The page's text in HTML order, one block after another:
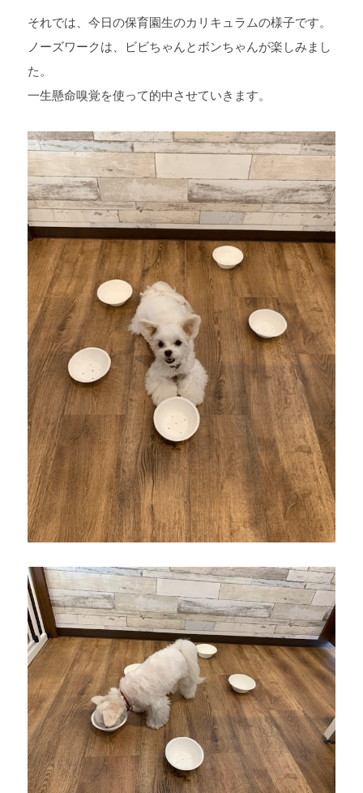
それでは、今日の保育園生のカリキュラムの様子です。
ノーズワークは、ビビちゃんとボンちゃんが楽しみまし
た。
一生懸命嗅覚を使って的中させていきます。